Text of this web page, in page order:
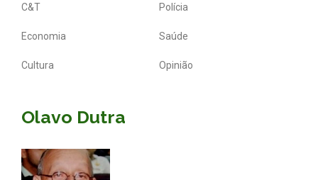
C&T Polícia
Economia Saúde
Cultura Opinião
Olavo Dutra